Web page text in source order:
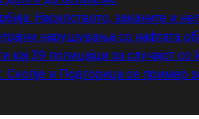
Насилството, заканите и
нарушувања со нафтата
39 полицајци за случајот
и Подгорица се пример